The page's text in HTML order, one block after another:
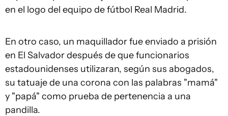
en el logo del equipo de fútbol Real Madrid.
En otro caso, un maquillador fue enviado a prisión
en El Salvador después de que funcionarios
estadounidenses utilizaran, según sus abogados,
su tatuaje de una corona con las palabras "mamá"
y "papá" como prueba de pertenencia a una
pandilla.